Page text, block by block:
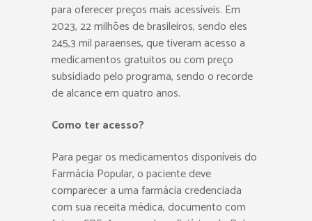
para oferecer preços mais acessíveis. Em
2023, 22 milhões de brasileiros, sendo eles
245,3 mil paraenses, que tiveram acesso a
medicamentos gratuitos ou com preço
subsidiado pelo programa, sendo o recorde
de alcance em quatro anos.
Como ter acesso?
Para pegar os medicamentos disponíveis do
Farmácia Popular, o paciente deve
comparecer a uma farmácia credenciada
com sua receita médica, documento com